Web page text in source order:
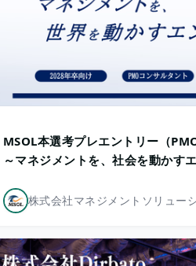
MSOL本選考プレエントリー（
～マネジメントを、社会を動かす
株式会社マネジメントソリュー